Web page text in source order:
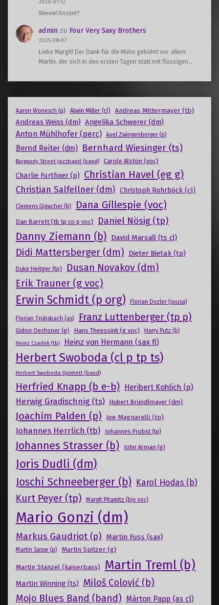
2026-01-12
Wieviel kostet?
admin zu Four Very Saxy Brothers
2025-08-07
Liebe Margit! Der Dank für die Mühe gebührt vor allem
Martin, der sich in den ersten Tagen statt mit flüssigen…
Aaron Wonesch (p) Alwin Miller (cl) Andreas Mittermayer (tb)
Andreas Weiss (dm) Angelika Schwerer (dm)
Anton Mühlhofer (perc) Axel Zwingenberger (p)
Bernd Reiter (dm) Bernhard Wiesinger (ts)
Burgundy Street Jazzband (band) Carole Alston (voc)
Charlie Furthner (p) Christian Havel (eg g)
Christian Salfellner (dm) Christoph Rohrböck (cl)
Clemens Gigacher (b) Dana Gillespie (voc)
Dan Barrett (tb tp co p voc) Daniel Nösig (tp)
Danny Ziemann (b) David Marsall (ts cl)
Didi Mattersberger (dm) Dieter Bietak (tp)
Duke Heitger (tp) Dusan Novakov (dm)
Erik Trauner (g voc)
Erwin Schmidt (p org) Florian Dozler (sousa)
Florian Trübsbach (as) Franz Luttenberger (tp p)
Gidon Oechsner (g) Hans Theessink (g voc) Harry Putz (b)
Heinz Czadek (tb) Heinz von Hermann (sax fl)
Herbert Swoboda (cl p tp ts)
Herbert Swoboda Quintett (band)
Herfried Knapp (b e-b) Heribert Kohlich (p)
Herwig Gradischnig (ts) Hubert Bründlmayer (dm)
Joachim Palden (p) Joe Magnarelli (tp)
Johannes Herrlich (tb) Johannes Probst (tp)
Johannes Strasser (b) John Arman (g)
Joris Dudli (dm)
Joschi Schneeberger (b) Karol Hodas (b)
Kurt Peyer (tp) Margit Pitamitz (bjo voc)
Mario Gonzi (dm)
Markus Gaudriot (p) Martin Fuss (sax)
Martin Sasse (p) Martin Spitzer (g)
Martin Stanzel (kaiserbass) Martin Treml (b)
Martin Winning (ts) Miloš Colović (b)
Mojo Blues Band (band) Màrton Papp (as cl)